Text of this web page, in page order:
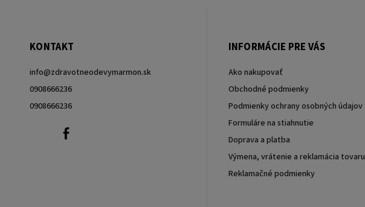
KONTAKT
info@zdravotneodevymarmon.sk
0908666236
0908666236
0908666236
INFORMÁCIE PRE VÁS
Ako nakupovať
Obchodné podmienky
Podmienky ochrany osobných údajov
Formuláre na stiahnutie
Doprava a platba
Výmena, vrátenie a reklamácia tovaru
Reklamačné podmienky